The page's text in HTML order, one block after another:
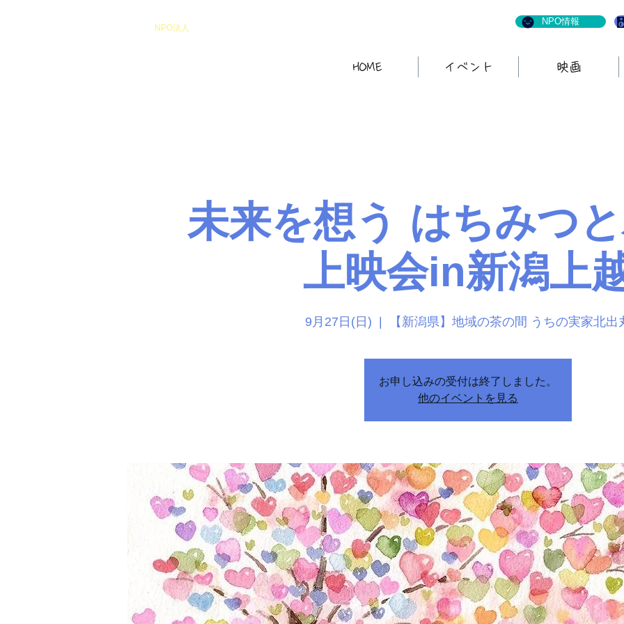
​NPO法人
NPO情報
HOME イベント 映画
未来を想う はちみつ
上映会in新潟上
9月27日(日) 【新潟県】地域の茶の間 うちの実家北出
お申し込みの受付は終了しました。
他のイベントを見る